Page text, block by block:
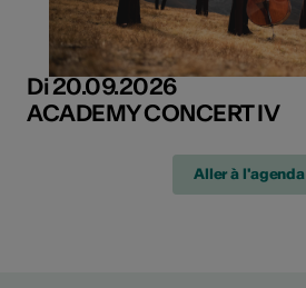
Di 20.09.2026
ACADEMY CONCERT IV
Aller à l'agenda